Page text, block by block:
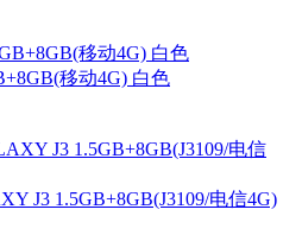
移动4G) 白色
J3 1.5GB+8GB(J3109/电信4G)